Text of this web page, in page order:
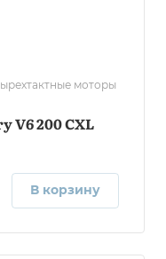
моторы
V6 200 CXL
В корзину